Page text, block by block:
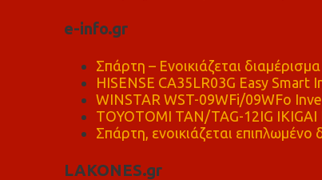
e-info.gr
Σπάρτη – Ενοικιάζεται
HISENSE CA35LR03G Easy Smart
WINSTAR WST-09WFi/09WFo
TOYOTOMI TAN/TAG-12IG
Σπάρτη, ενοικιάζεται επιπλωμένο
LAKONES.gr